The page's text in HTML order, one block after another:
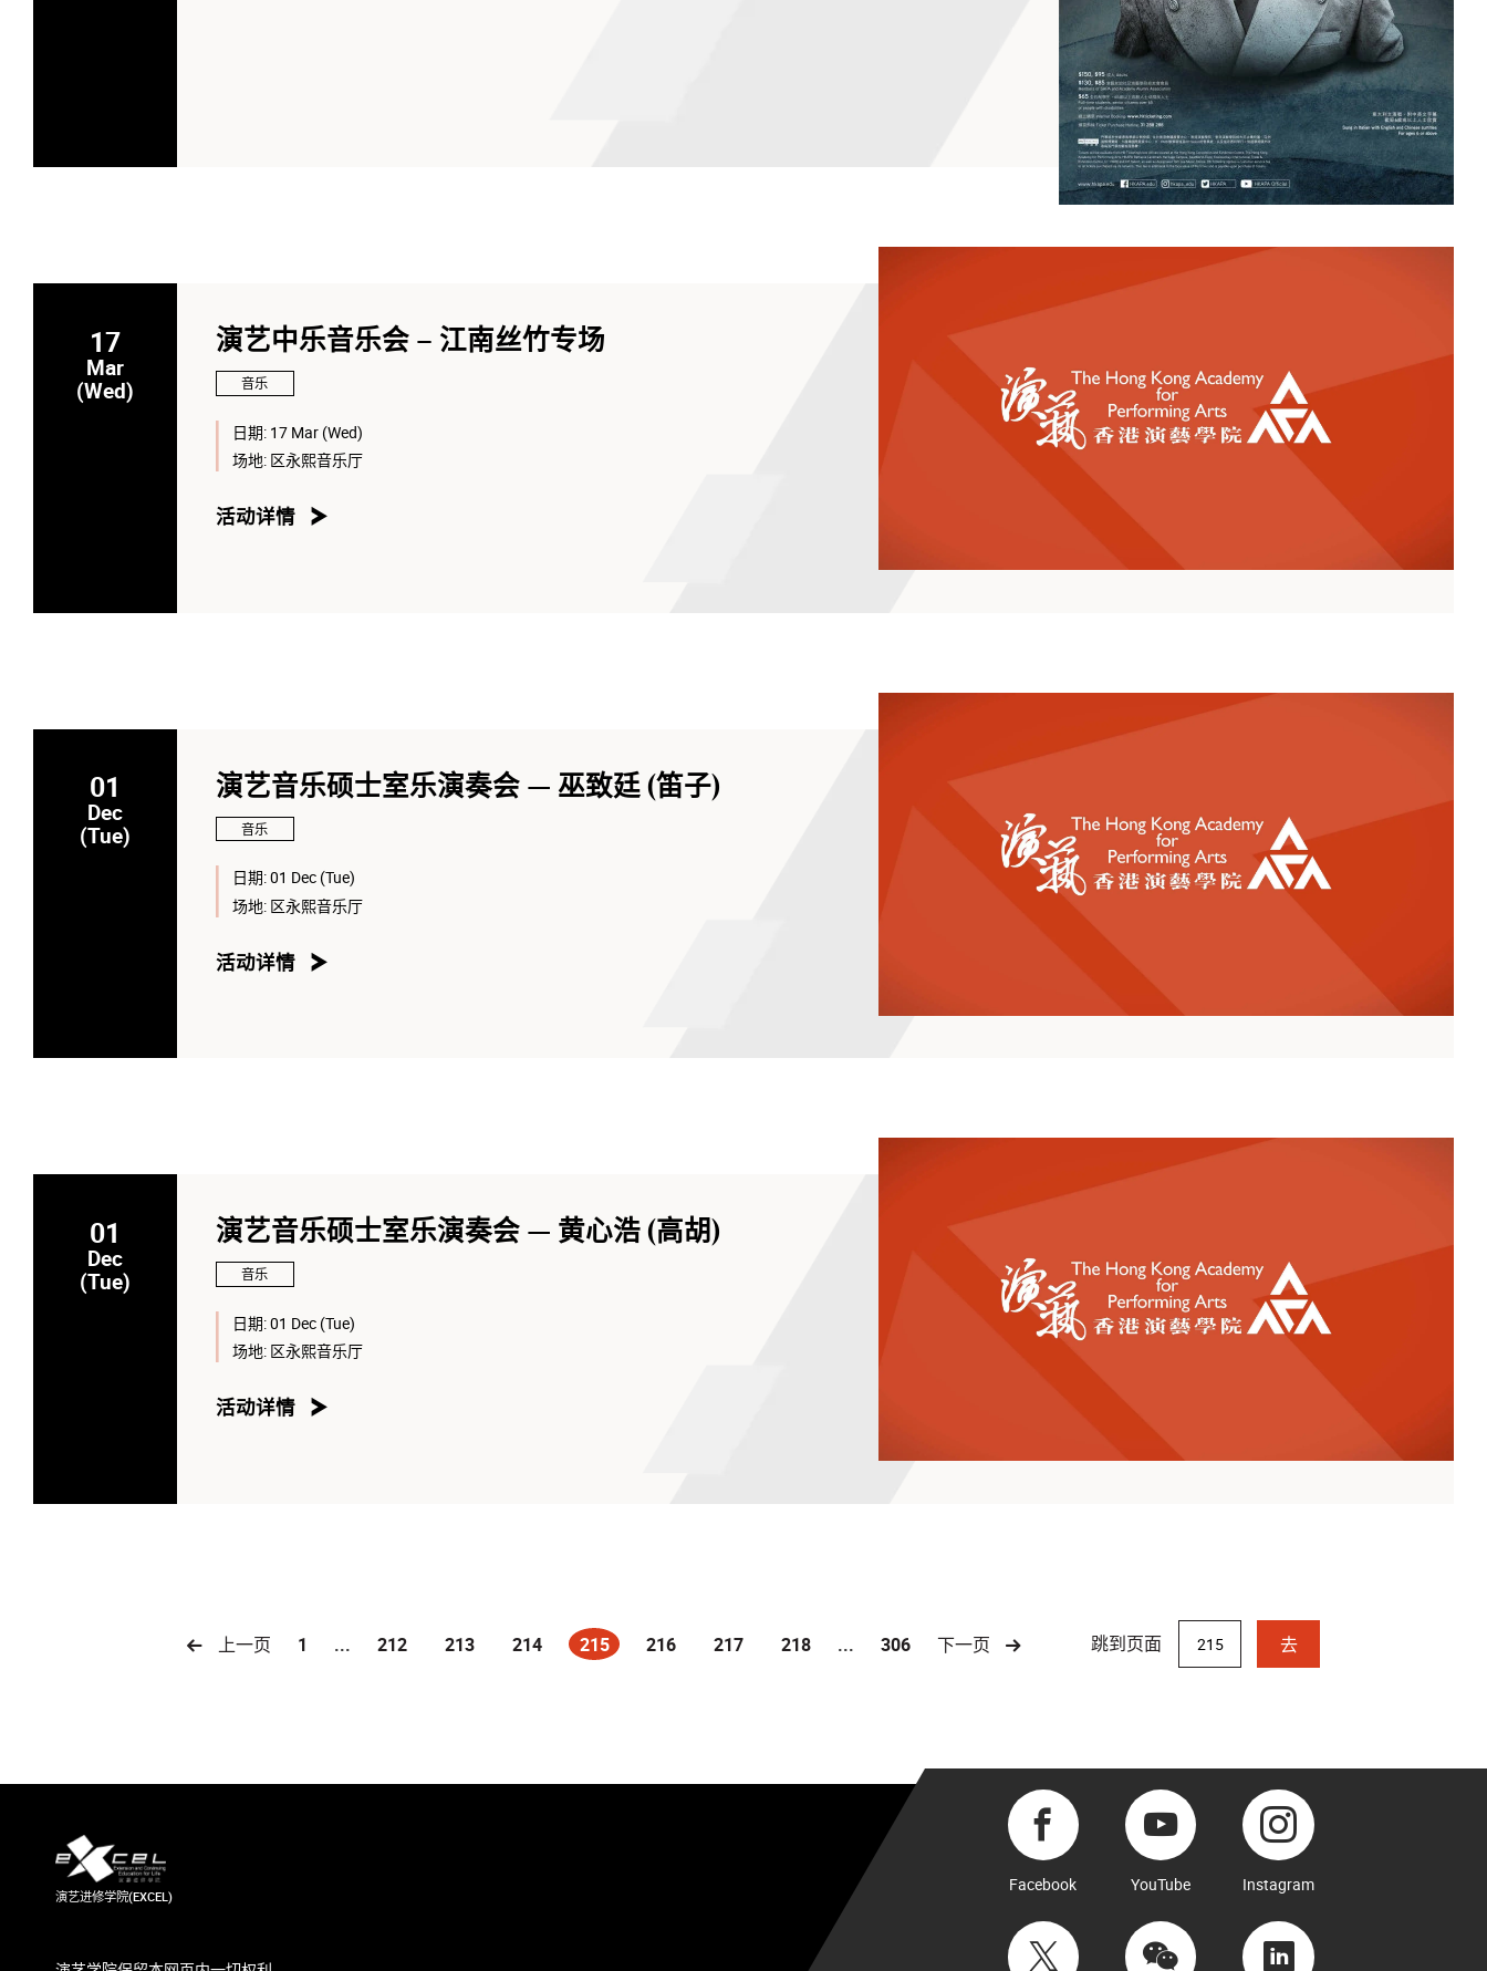
17
Mar
(Wed)
演艺中乐音乐会 – 江南丝竹专场
音乐
日期: 17 Mar (Wed)
场地: 区永熙音乐厅
活动详情
01
Dec
(Tue)
演艺音乐硕士室乐演奏会 — 巫致廷 (笛子)
音乐
日期:01 Dec (Tue)
场地: 区永熙音乐厅
活动详情
01
Dec
(Tue)
演艺音乐硕士室乐演奏会 — 黄心浩 (高胡)
音乐
日期:01 Dec (Tue)
场地: 区永熙音乐厅
活动详情
上一页 1 ... 212 213 214 215
(current)216 217 218 ... 306 下一页 跳到页面 去
演艺进修学院(EXCEL)
Facebook YouTube Instagram